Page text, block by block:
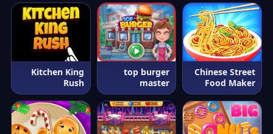
Chinese Street
Food Maker
top burger
master
Kitchen King
Rush